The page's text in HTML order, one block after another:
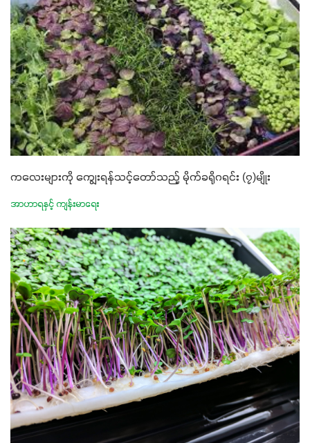
ကလေးများကို ကျွေးရန်သင့်တော်သည့် မိုက်ခရိုဂရင်း (၇)မျိုး
အာဟာရနှင့် ကျန်းမာရေး